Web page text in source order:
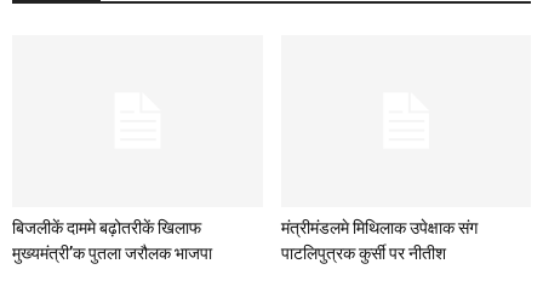
बिजलीकें दाममे बढ़ोतरीकें खिलाफ
मुख्यमंत्री’क पुतला जरौलक भाजपा
मंत्रीमंडलमे मिथिलाक उपेक्षाक संग
पाटलिपुत्रक कुर्सी पर नीतीश